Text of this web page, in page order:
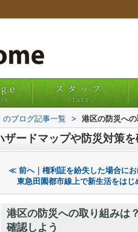
スタッフ
STAFF
ブログ記事一覧 > 港区の防災へ
ードマップや防災対策を
≪ 前へ｜権利証を紛失した場合に
東急田園都市線上で新生活をは
港区の防災への取り組みは
確認しよう